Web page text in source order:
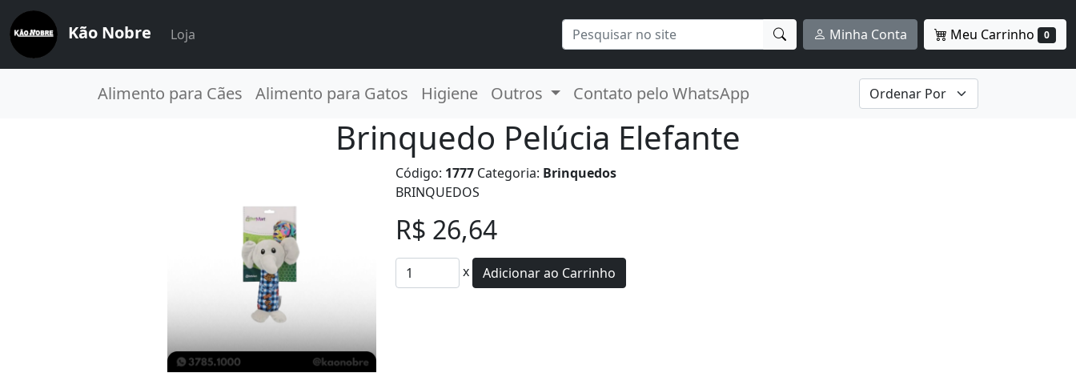
Kão Nobre Loja Minha Conta Meu Carrinho 0
Alimento para Cães Alimento para Gatos Higiene Outros Contato pelo WhatsApp
Brinquedo Pelúcia Elefante
Código: 1777 Categoria: Brinquedos
BRINQUEDOS
R$ 26,64
x Adicionar ao Carrinho